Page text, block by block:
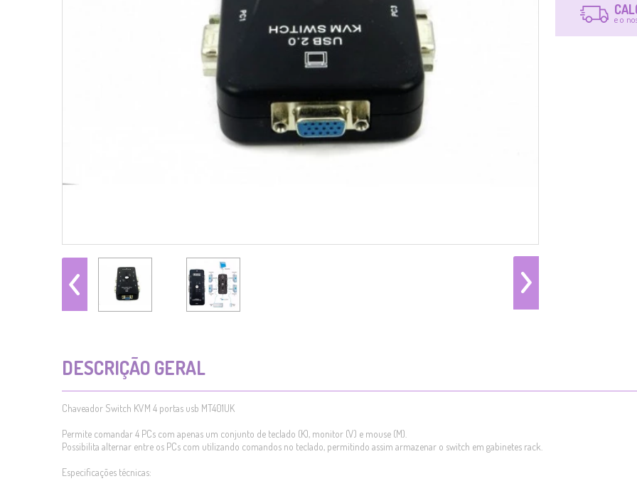
e o
DESCRIÇÃO GERAL
Chaveador Switch KVM 4 portas usb MT401UK
Permite comandar 4 PCs com apenas um conjunto de teclado (K), monitor (V) e mouse (M).
Possibilita alternar entre os PCs com utilizando comandos no teclado, permitindo assim armazenar o switch em gabinetes rack.
Especificações técnicas: